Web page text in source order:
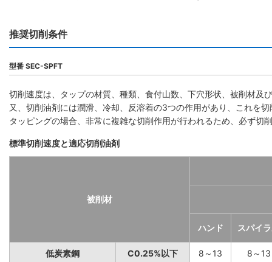
推奨切削条件
型番 SEC-SPFT
切削速度は、タップの材質、種類、食付山数、下穴形状、被削材及
又、切削油剤には潤滑、冷却、反溶着の3つの作用があり、これを
タッピングの場合、非常に複雑な切削作用が行われるため、必ず切
標準切削速度と適応切削油剤
被削材
ハンド スパイ
低炭素鋼 C0.25%以下 8～13 8～13